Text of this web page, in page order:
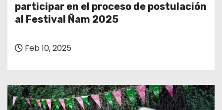
participar en el proceso de postulación
al Festival Ñam 2025
Feb 10, 2025